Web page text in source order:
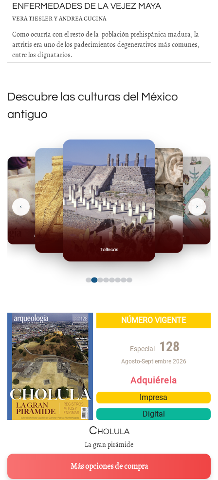
ENFERMEDADES DE LA VEJEZ MAYA
VERA TIESLER Y ANDREA CUCINA
Como ocurría con el resto de la población prehispánica madura, la
artritis era uno de los padecimientos degenerativos más comunes,
entre los dignatarios.
Descubre las culturas del México
antiguo
Toltecas
Mexicas
Olmecas
‹ ›
NÚMERO VIGENTE
Especial 128
Agosto-Septiembre 2026
Adquiérela
Impresa
Digital
Cholula
La gran pirámide
Más opciones de compra